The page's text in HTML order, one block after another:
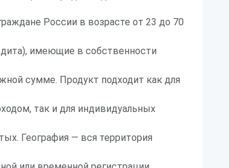
России в возрасте от 23 до 70
имеющие в собственности
сумме. Продукт подходит как для
так и для индивидуальных
География — вся территория